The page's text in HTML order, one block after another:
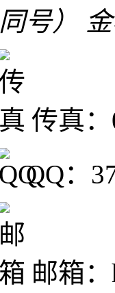
同号）
传真：
QQ：
邮箱